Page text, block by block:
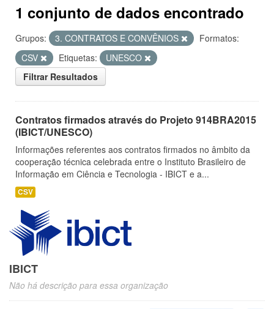
1 conjunto de dados encontrado
Grupos: 3. CONTRATOS E CONVÊNIOS
Formatos:
CSV
Etiquetas:
UNESCO
Filtrar Resultados
Contratos firmados através do Projeto 914BRA2015
(IBICT/UNESCO)
Informações referentes aos contratos firmados no âmbito da
cooperação técnica celebrada entre o Instituto Brasileiro de
Informação em Ciência e Tecnologia - IBICT e a...
CSV
IBICT
Não há descrição para essa organização